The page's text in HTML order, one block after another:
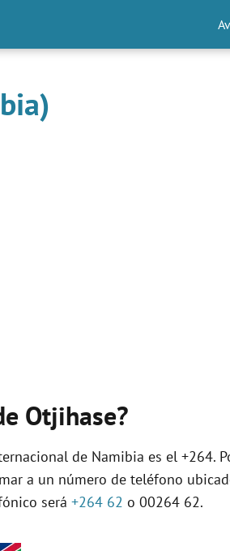
Otjihase?
de Namibia es el +264.
a un número de teléfono
será +264 62 o 00264 62.